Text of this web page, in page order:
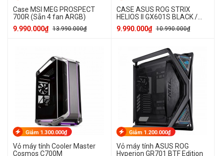
Case MSI MEG PROSPECT
700R (Sẵn 4 fan ARGB)
9.990.000₫ 13.990.000₫
CASE ASUS ROG STRIX
HELIOS II GX601S BLACK /
WHITE
9.990.000₫ 10.990.000₫
Giảm 1.300.000₫
Vỏ máy tính Cooler Master
Cosmos C700M
Giảm 1.200.000₫
Vỏ máy tính ASUS ROG
Hyperion GR701 BTF Edition